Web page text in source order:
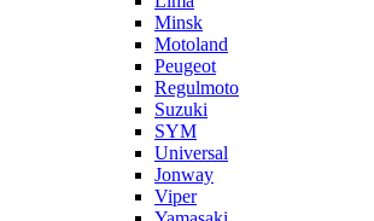
Minsk
Motoland
Peugeot
Regulmoto
Suzuki
SYM
Universal
Jonway
Viper